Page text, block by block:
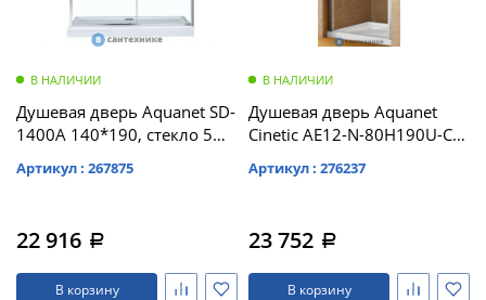
В НАЛИЧИИ
Душевая дверь Aquanet SD-
1400A 140*190, стекло 5
Артикул : 267875
22 916 a
В корзину
В НАЛИЧИИ
Душевая дверь Aquanet
Cinetic AE12-N-80H190U-CT
(243619)
Артикул : 276237
23 752 a
В корзину